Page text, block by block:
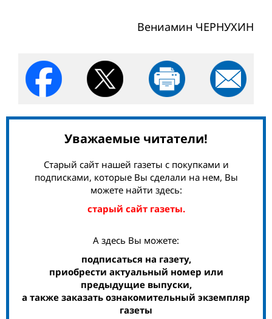
Вениамин ЧЕРНУХИН
Уважаемые читатели!
Старый сайт нашей газеты с покупками и
подписками, которые Вы сделали на нем, Вы
можете найти здесь:
старый сайт газеты.
А здесь Вы можете:
подписаться на газету,
приобрести актуальный номер или
предыдущие выпуски,
а также заказать ознакомительный экземпляр
газеты